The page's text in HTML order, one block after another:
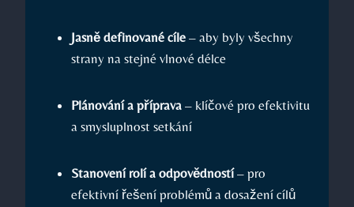
Jasně definované cíle – aby byly všechny
strany na stejné vlnové délce
Plánování a příprava – klíčové pro efektivitu
a smysluplnost setkání
Stanovení rolí a odpovědností– pro
efektivní řešení problémů a dosažení cílů